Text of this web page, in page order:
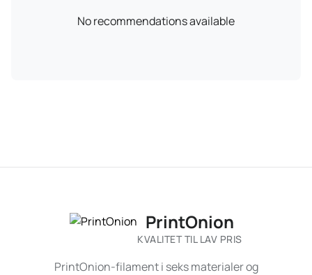
No recommendations available
PrintOnion
KVALITET TIL LAV PRIS
PrintOnion-filament i seks materialer og